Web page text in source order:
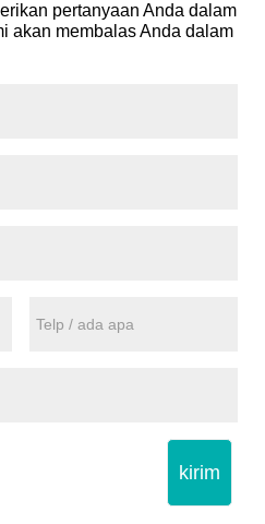
pertanyaan Anda dalam
akan membalas Anda dalam
kirim